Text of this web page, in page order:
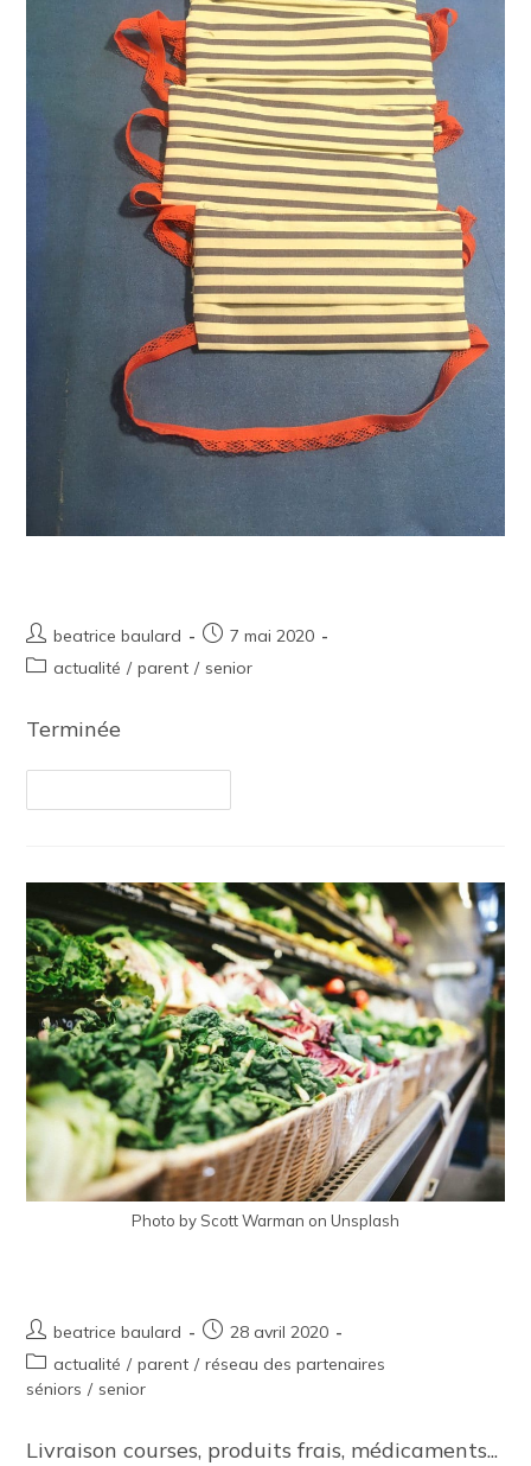
beatrice baulard
7 mai 2020
actualité / parent / senior
Terminée
Photo by Scott Warman on Unsplash
beatrice baulard
28 avril 2020
actualité / parent / réseau des partenaires
séniors / senior
Livraison courses, produits frais, médicaments...​